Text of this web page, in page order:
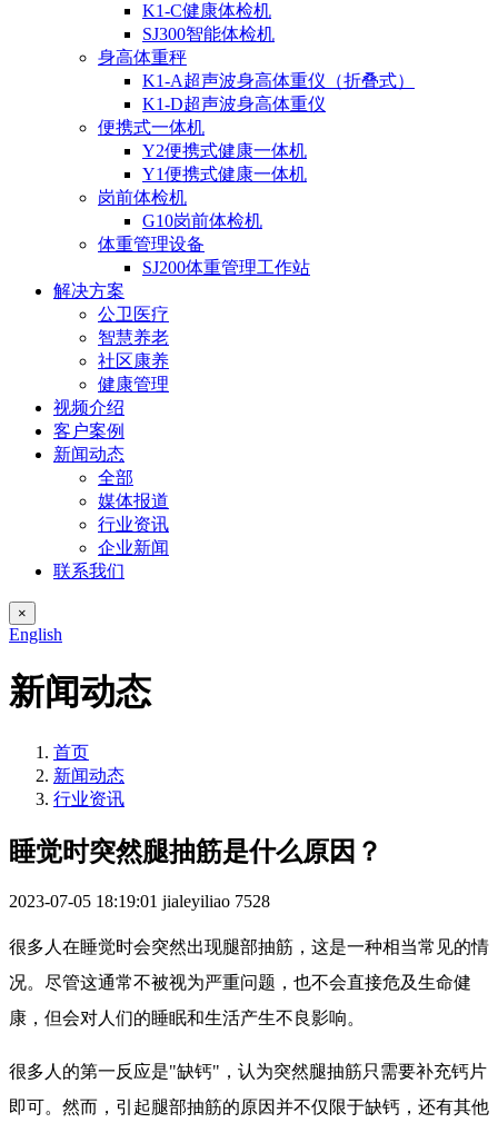
K1-C健康体检机
SJ300智能体检机
身高体重秤
K1-A超声波身高体重仪（折叠式）
K1-D超声波身高体重仪
便携式一体机
Y2便携式健康一体机
Y1便携式健康一体机
岗前体检机
G10岗前体检机
体重管理设备
SJ200体重管理工作站
解决方案
公卫医疗
智慧养老
社区康养
健康管理
视频介绍
客户案例
新闻动态
全部
媒体报道
行业资讯
企业新闻
联系我们
×
English
新闻动态
首页
新闻动态
行业资讯
睡觉时突然腿抽筋是什么原因？
2023-07-05 18:19:01 jialeyiliao 7528
很多人在睡觉时会突然出现腿部抽筋，这是一种相当常见的情
况。尽管这通常不被视为严重问题，也不会直接危及生命健
康，但会对人们的睡眠和生活产生不良影响。
很多人的第一反应是"缺钙"，认为突然腿抽筋只需要补充钙片
即可。然而，引起腿部抽筋的原因并不仅限于缺钙，还有其他